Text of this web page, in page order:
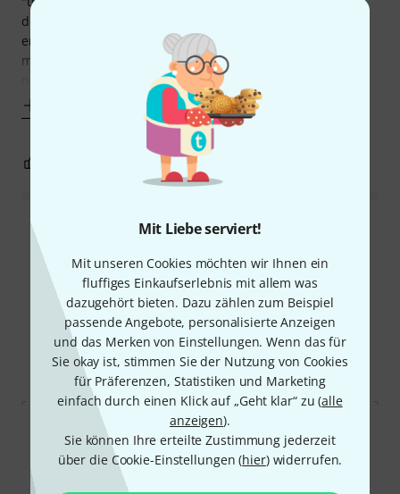
Mit Liebe serviert!
Mit unseren Cookies möchten wir Ihnen ein
fluffiges Einkaufserlebnis mit allem was
dazugehört bieten. Dazu zählen zum Beispiel
passende Angebote, personalisierte Anzeigen
und das Merken von Einstellungen. Wenn das für
Sie okay ist, stimmen Sie der Nutzung von Cookies
für Präferenzen, Statistiken und Marketing
einfach durch einen Klick auf „Geht klar“ zu (alle
anzeigen).
Sie können Ihre erteilte Zustimmung jederzeit
über die Cookie-Einstellungen (hier) widerrufen.
den OC-3 von BOSS und den EBS Octabass ziemlich
enttäuscht wieder zurückgesendet habe, war der POG2
meine letzte Hoffnung, einen vernünftig arbeitenden
polyphonen Octaver mit ansprechendem Tracking zu
BEWERTUNG MELDEN
Alle Bewertungen lesen
Schon gewusst?
Alle Videos Ratgeber Downloads